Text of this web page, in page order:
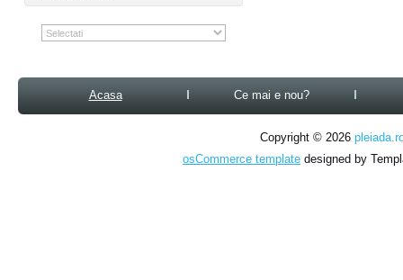
Acasa Ce mai e nou?
Copyright © 2026
osCommerce template designed by